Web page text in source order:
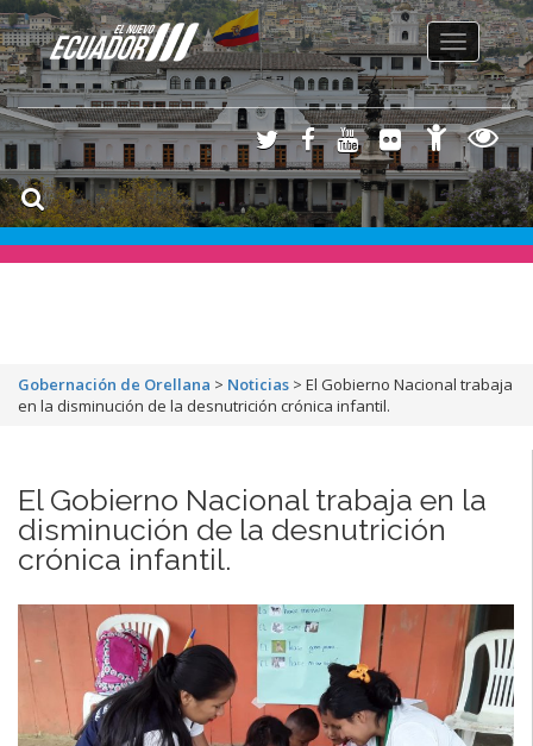
Toggle
navigation
Gobernación de Orellana > Noticias > El Gobierno Nacional trabaja
en la disminución de la desnutrición crónica infantil.
El Gobierno Nacional trabaja en la
disminución de la desnutrición
crónica infantil.